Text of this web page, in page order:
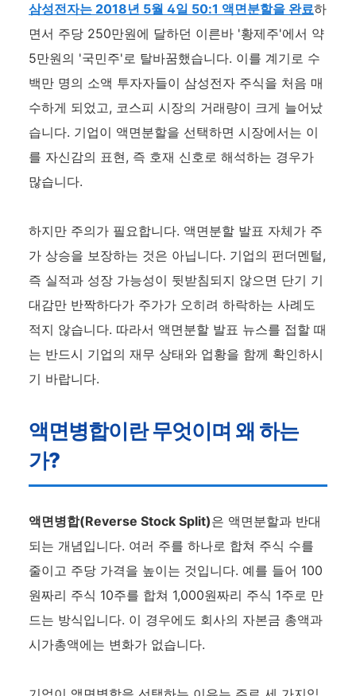
삼성전자는 2018년 5월 4일 50:1 액면분할을 완료하
면서 주당 250만원에 달하던 이른바 '황제주'에서 약
5만원의 '국민주'로 탈바꿈했습니다. 이를 계기로 수
백만 명의 소액 투자자들이 삼성전자 주식을 처음 매
수하게 되었고, 코스피 시장의 거래량이 크게 늘어났
습니다. 기업이 액면분할을 선택하면 시장에서는 이
를 자신감의 표현, 즉 호재 신호로 해석하는 경우가
많습니다.
하지만 주의가 필요합니다. 액면분할 발표 자체가 주
가 상승을 보장하는 것은 아닙니다. 기업의 펀더멘털,
즉 실적과 성장 가능성이 뒷받침되지 않으면 단기 기
대감만 반짝하다가 주가가 오히려 하락하는 사례도
적지 않습니다. 따라서 액면분할 발표 뉴스를 접할 때
는 반드시 기업의 재무 상태와 업황을 함께 확인하시
기 바랍니다.
액면병합이란 무엇이며 왜 하는
가?
액면병합(Reverse Stock Split)은 액면분할과 반대
되는 개념입니다. 여러 주를 하나로 합쳐 주식 수를
줄이고 주당 가격을 높이는 것입니다. 예를 들어 100
원짜리 주식 10주를 합쳐 1,000원짜리 주식 1주로 만
드는 방식입니다. 이 경우에도 회사의 자본금 총액과
시가총액에는 변화가 없습니다.